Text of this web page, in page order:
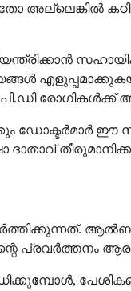
അല്ലെങ്കിൽ
രോഗികൾക്ക്
ഈ
പ്രവർത്തനം